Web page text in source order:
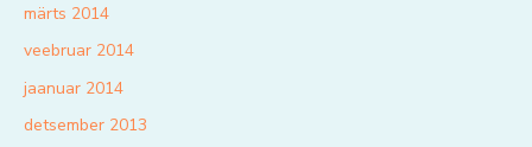
märts 2014
veebruar 2014
jaanuar 2014
detsember 2013